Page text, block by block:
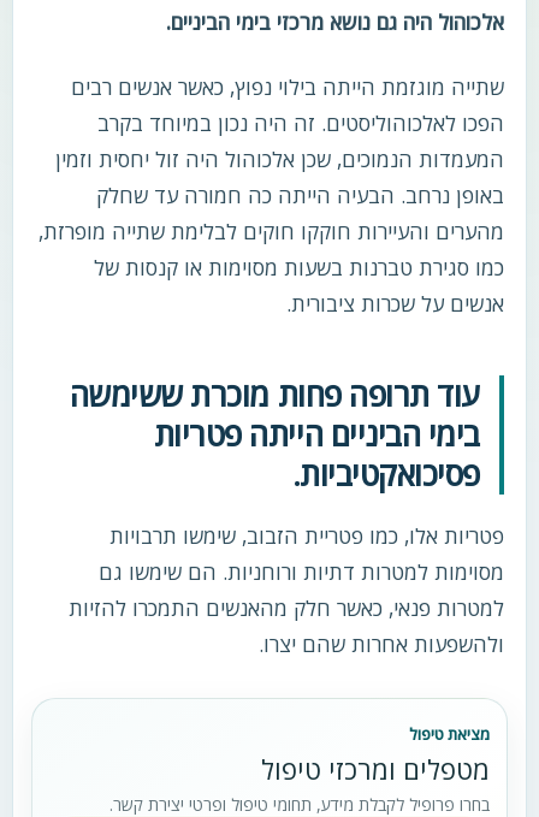
אלכוהול היה גם נושא מרכזי בימי הביניים.
שתייה מוגזמת הייתה בילוי נפוץ, כאשר אנשים רבים
הפכו לאלכוהוליסטים. זה היה נכון במיוחד בקרב
המעמדות הנמוכים, שכן אלכוהול היה זול יחסית וזמין
באופן נרחב. הבעיה הייתה כה חמורה עד שחלק
מהערים והעיירות חוקקו חוקים לבלימת שתייה מופרזת,
כמו סגירת טברנות בשעות מסוימות או קנסות של
אנשים על שכרות ציבורית.
עוד תרופה פחות מוכרת ששימשה
בימי הביניים הייתה פטריות
פסיכואקטיביות.
פטריות אלו, כמו פטריית הזבוב, שימשו תרבויות
מסוימות למטרות דתיות ורוחניות. הם שימשו גם
למטרות פנאי, כאשר חלק מהאנשים התמכרו להזיות
ולהשפעות אחרות שהם יצרו.
מציאת טיפול
מטפלים ומרכזי טיפול
בחרו פרופיל לקבלת מידע, תחומי טיפול ופרטי יצירת קשר.